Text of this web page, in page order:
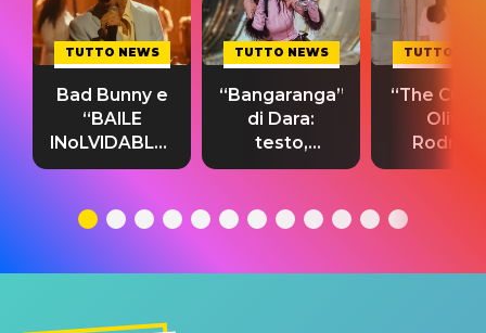
TUTTO NEWS
Bad Bunny e
“BAILE
INoLVIDABLE”:
testo,
significato
TUTTO NEWS
“Bangaranga”
di Dara:
testo,
traduzione e
del singolo
TUTTO
“The
Olivia
testo,